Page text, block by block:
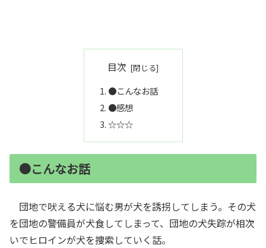
目次
●こんなお話
●感想
☆☆☆
●こんなお話
団地で吠える犬に悩む男が犬を誘拐してしまう。その犬
を団地の警備員が犬食してしまって、団地の犬失踪が相次
いでヒロインが犬を捜索していく話。